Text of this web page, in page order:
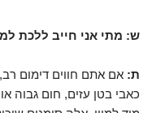
ש: מתי אני חייב ללכת
ת: אם אתם חווים דימום
כאבי בטן עזים, חום גבוה